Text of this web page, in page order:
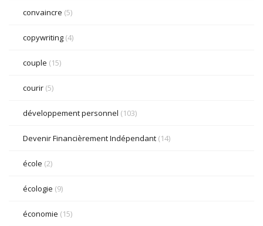
convaincre (5)
copywriting (4)
couple (15)
courir (5)
développement personnel (103)
Devenir Financièrement Indépendant (14)
école (2)
écologie (9)
économie (15)